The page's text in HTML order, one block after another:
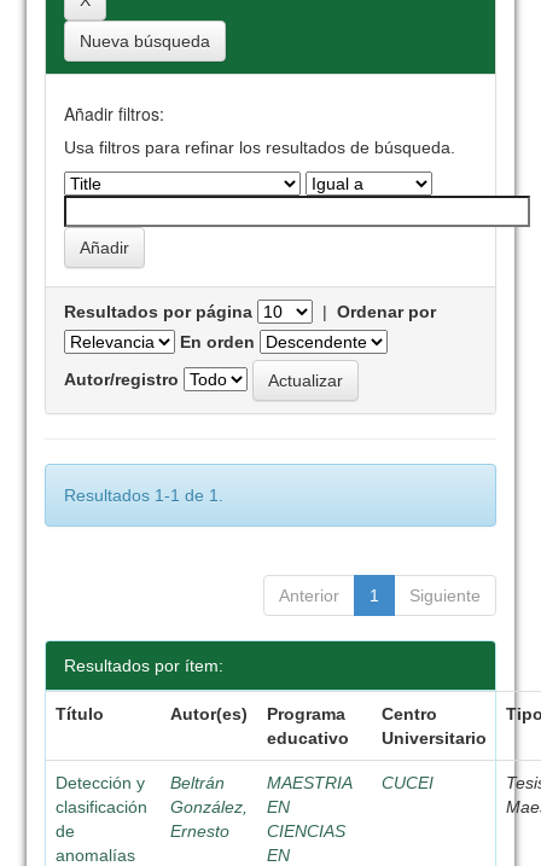
Nueva búsqueda
Añadir filtros:
Usa filtros para refinar los resultados de búsqueda.
Resultados por página |Ordenar por
En orden
Autor/registro
Resultados 1-1 de 1.
Anterior 1 Siguiente
Resultados por ítem:
Título Autor(es)
Programa
educativo
Centro
Universitario
Detección y
clasificación
de
anomalías
Beltrán
González,
Ernesto
MAESTRIA
EN
CIENCIAS
EN
CUCEI